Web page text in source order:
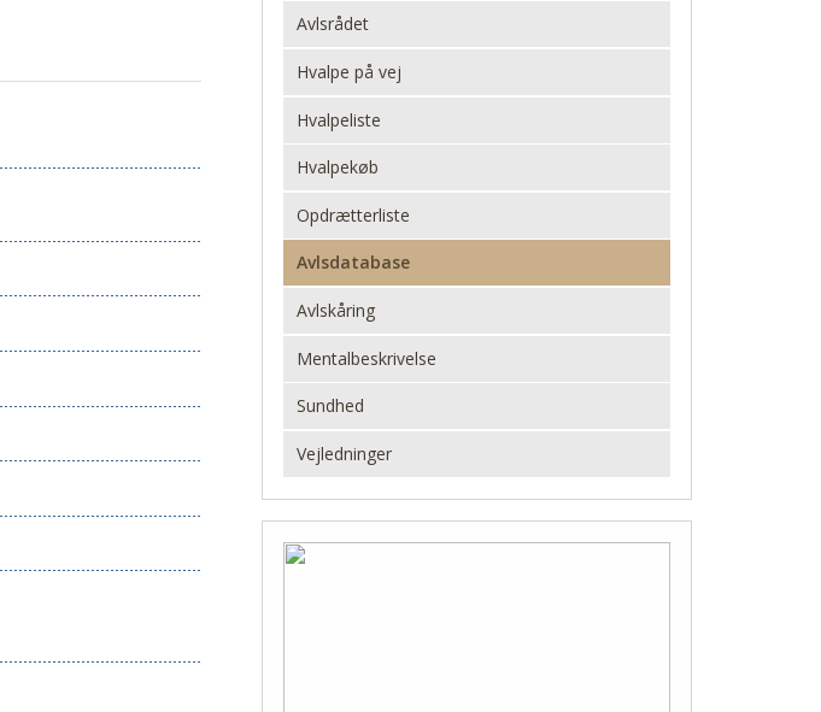
Avlsrådet
Hvalpe på vej
Hvalpeliste
Hvalpekøb
Opdrætterliste
Avlsdatabase
Avlskåring
Mentalbeskrivelse
Sundhed
Vejledninger